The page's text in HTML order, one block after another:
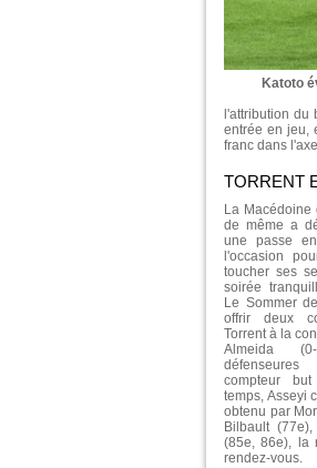
Katoto
l'attribution du
entrée en jeu,
franc dans
TORRENT
La
de même a
une passe
l'occasion
toucher ses
soirée
Le Sommer
offrir deux
Torrent à la
Almeida
compteur
temps, Asseyi
obtenu par
Bilbault
(85e, 86e), la
rendez-vous.